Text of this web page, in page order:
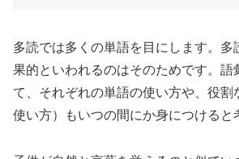
多読では多くの単語を目にします。多
果的といわれるのはそのためです。語
て、それぞれの単語の使い方や、役割
使い方）もいつの間にか身につけると